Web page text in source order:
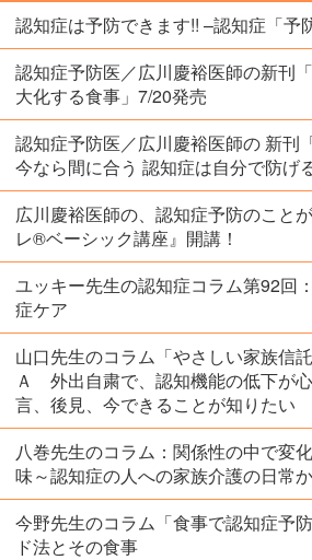
認知症は予防できます!! –認知症「予
認知症予防医／広川慶裕医師の新刊
大化する食事」7/20発売
認知症予防医／広川慶裕医師の 新刊
今なら間に合う 認知症は自分で防げ
広川慶裕医師の、認知症予防のこと
レ®️ベーシック講座』開講！
ユッキー先生の認知症コラム第92回
症ケア
山口先生のコラム「やさしい家族信
Ａ 外出自粛で、認知機能の低下が
言、後見、今できることが知りたい
八巻先生のコラム：関係性の中で変
味～認知症の人への家族介護の日常
今野先生のコラム「食事で認知症予
ド法とその食事